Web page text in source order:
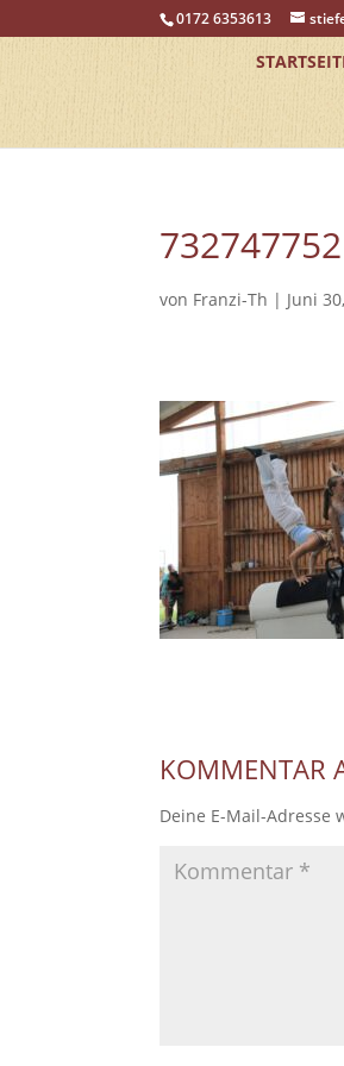
0172 6353613
von Franzi-Th | Juni
KOMMENTAR
Deine E-Mail-Adresse